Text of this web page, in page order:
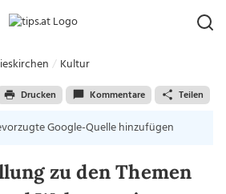
Kultur
Drucken Kommentare Teilen
Google-Quelle hinzufügen
zu den Themen